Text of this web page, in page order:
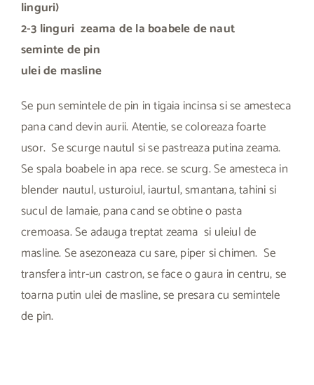
linguri)
2-3 linguri zeama de la boabele de naut
seminte de pin
ulei de masline
Se pun semintele de pin in tigaia incinsa si se amesteca
pana cand devin aurii. Atentie, se coloreaza foarte
usor. Se scurge nautul si se pastreaza putina zeama.
Se spala boabele in apa rece. se scurg. Se amesteca in
blender nautul, usturoiul, iaurtul, smantana, tahini si
sucul de lamaie, pana cand se obtine o pasta
cremoasa. Se adauga treptat zeama si uleiul de
masline. Se asezoneaza cu sare, piper si chimen. Se
transfera intr-un castron, se face o gaura in centru, se
toarna putin ulei de masline, se presara cu semintele
de pin.